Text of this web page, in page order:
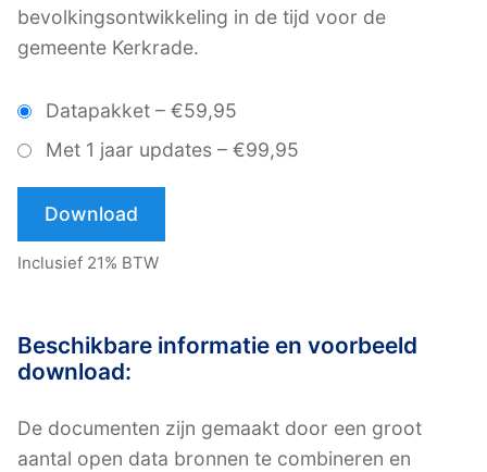
bevolkingsontwikkeling in de tijd voor de
gemeente Kerkrade.
Datapakket – €59,95
Met 1 jaar updates – €99,95
Download
Inclusief 21% BTW
Beschikbare informatie en voorbeeld
download:
De documenten zijn gemaakt door een groot
aantal open data bronnen te combineren en